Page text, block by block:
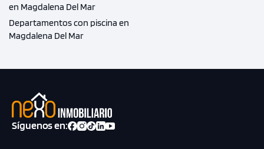
en Magdalena Del Mar
Departamentos con piscina en
Magdalena Del Mar
Síguenos en: